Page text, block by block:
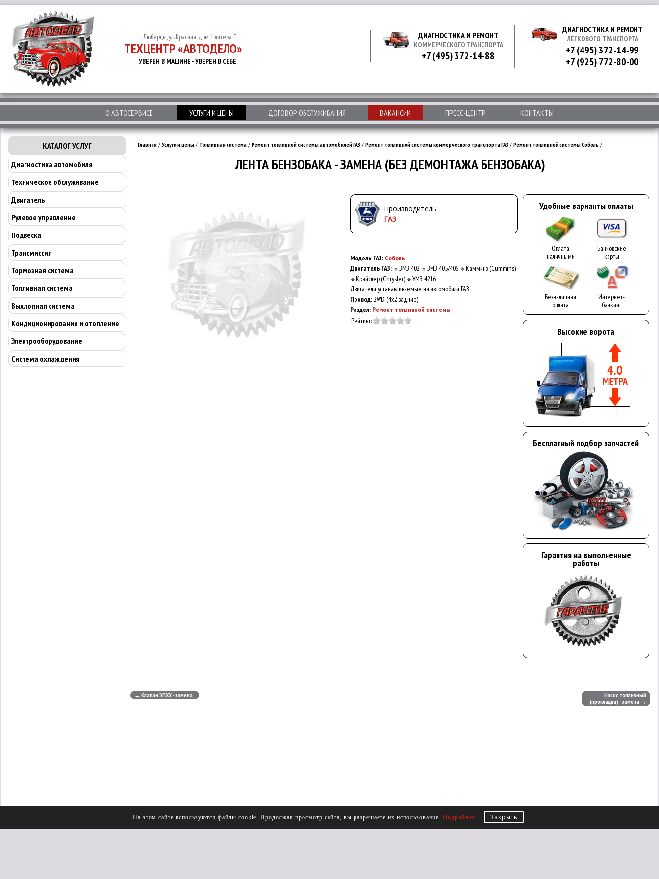
г. Люберцы, ул. Красная, дом 1 литера Е
ТЕХЦЕНТР «АВТОДЕЛО»
УВЕРЕН В МАШИНЕ - УВЕРЕН В СЕБЕ
ДИАГНОСТИКА И РЕМОНТ
КОММЕРЧЕСКОГО ТРАНСПОРТА
+7 (495) 372-14-88
ДИАГНОСТИКА И РЕМОНТ
ЛЕГКОВОГО ТРАНСПОРТА
+7 (495) 372-14-99
+7 (925) 772-80-00
О АВТОСЕРВИСЕ УСЛУГИ И ЦЕНЫ ДОГОВОР ОБСЛУЖИВАНИЯ ВАКАНСИИ ПРЕСС-ЦЕНТР КОНТАКТЫ
КАТАЛОГ УСЛУГ
Диагностика автомобиля
Техническое обслуживание
Двигатель
Рулевое управление
Подвеска
Трансмиссия
Тормозная система
Топливная система
Выхлопная система
Кондиционирование и отопление
Электрооборудование
Система охлаждения
Главная / Услуги и цены / Топливная система / Ремонт топливной системы автомобилей ГАЗ / Ремонт топливной системы коммерческого транспорта ГАЗ / Ремонт топливной системы Соболь /
ЛЕНТА БЕНЗОБАКА - ЗАМЕНА (БЕЗ ДЕМОНТАЖА БЕНЗОБАКА)
Производитель:
ГАЗ
Модель ГАЗ: Соболь
Двигатель ГАЗ: 🔹 ЗМЗ 402 🔹 ЗМЗ 405/406 🔹 Камминз (Cummins)
🔹 Крайслер (Chrysler) 🔹 УМЗ 4216
Двигатели устанавливаемые на автомобили ГАЗ
Привод:2WD (4x2 задние)
Раздел: Ремонт топливной системы
Рейтинг:
Удобные варианты оплаты
Оплата
наличными
Банковские
карты
Безналичная
оплата
Интернет-
банкинг
Высокие ворота
Бесплатный подбор запчастей
Гарантия на выполненные
работы
← Клапан ЭПХХ - замена
Насос топливный
(прокладка) - замена →
На этом сайте используются файлы cookie. Продолжая просмотр сайта, вы разрешаете их использование. Подробнее. Закрыть